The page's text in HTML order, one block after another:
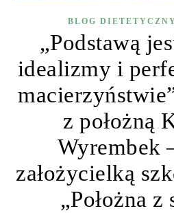
BLOG
„Podstawą
idealizmy i
z położną
Wyrembek
założycielką
„Położna z